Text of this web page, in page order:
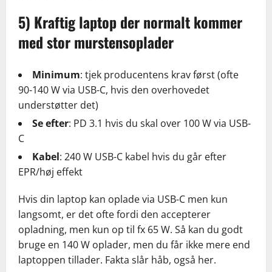
5) Kraftig laptop der normalt kommer
med stor murstensoplader
Minimum: tjek producentens krav først (ofte
90-140 W via USB-C, hvis den overhovedet
understøtter det)
Se efter: PD 3.1 hvis du skal over 100 W via USB-
C
Kabel: 240 W USB-C kabel hvis du går efter
EPR/høj effekt
Hvis din laptop kan oplade via USB-C men kun
langsomt, er det ofte fordi den accepterer
opladning, men kun op til fx 65 W. Så kan du godt
bruge en 140 W oplader, men du får ikke mere end
laptoppen tillader. Fakta slår håb, også her.